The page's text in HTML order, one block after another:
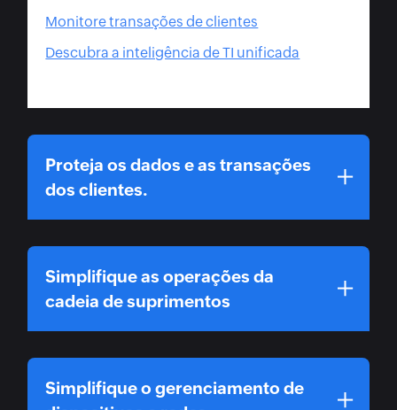
Monitore transações de clientes
Descubra a inteligência de TI unificada
Proteja os dados e as transações
dos clientes.
Simplifique as operações da
cadeia de suprimentos
Simplifique o gerenciamento de